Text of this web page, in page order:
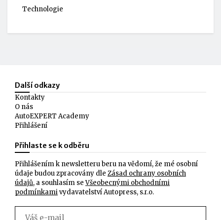
Technologie
Další odkazy
Kontakty
O nás
AutoEXPERT Academy
Přihlášení
Přihlaste se k odběru
Přihlášením k newsletteru beru na vědomí, že mé osobní
údaje budou zpracovány dle Zásad ochrany osobních
údajů, a souhlasím seVšeobecnými obchodními
podmínkamivydavatelství Autopress, s.r.o.